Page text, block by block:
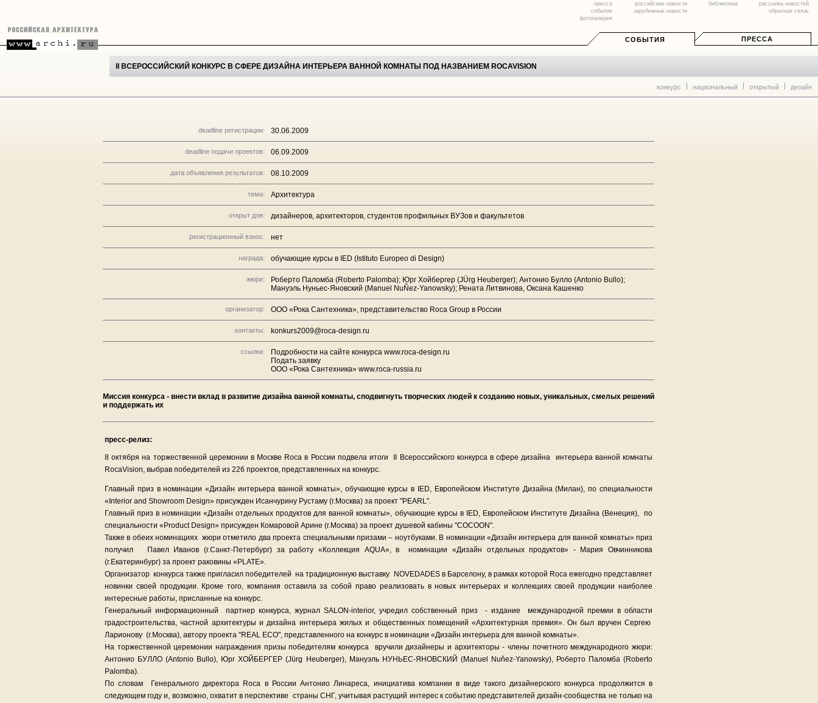
пресса
события
фотогалерея
российские новости
зарубежные новости
библиотека
рассылка новостей
обратная связь
СОБЫТИЯ ПРЕССА
II ВСЕРОССИЙСКИЙ КОНКУРС В СФЕРЕ ДИЗАЙНА ИНТЕРЬЕРА ВАННОЙ КОМНАТЫ ПОД НАЗВАНИЕМ ROCAVISION
конкурс национальный открытый дизайн
deadline регистрации: 30.06.2009
deadline подачи проектов: 06.09.2009
дата объявления результатов: 08.10.2009
тема: Архитектура
открыт для: дизайнеров, архитекторов, студентов профильных ВУЗов и факультетов
регистрационный взнос: нет
награда: обучающие курсы в IED (Istituto Europeo di Design)
жюри:
Роберто Паломба (Roberto Palomba); Юрг Хойбергер (JÜrg Heuberger); Антонио Булло (Antonio Bullo);
Мануэль Нуньес-Яновский (Manuel NuÑez-Yanowsky); Рената Литвинова, Оксана Кашенко
организатор: ООО «Рока Сантехника», представительство Roca Group в России
контакты: konkurs2009@roca-design.ru
ссылки:
Подробности на сайте конкурса www.roca-design.ru
Подать заявку
ООО «Рока Сантехника» www.roca-russia.ru
Миссия конкурса - внести вклад в развитие дизайна ванной комнаты, сподвигнуть творческих людей к созданию новых, уникальных, смелых решений
и поддержать их
пресс-релиз:
8 октября на торжественной церемонии в Москве Roca в России подвела итоги II Всероссийского конкурса в сфере дизайна интерьера ванной комнаты
RocaVision, выбрав победителей из 226 проектов, представленных на конкурс.
Главный приз в номинации «Дизайн интерьера ванной комнаты», обучающие курсы в IED, Европейском Институте Дизайна (Милан), по специальности
«Interior and Showroom Design» присужден Исанчурину Рустаму (г.Москва) за проект "PEARL".
Главный приз в номинации «Дизайн отдельных продуктов для ванной комнаты», обучающие курсы в IED, Европейском Институте Дизайна (Венеция), по
специальности «Product Design» присужден Комаровой Арине (г.Москва) за проект душевой кабины "COCOON".
Также в обеих номинациях жюри отметило два проекта специальными призами – ноутбуками. В номинации «Дизайн интерьера для ванной комнаты» приз
получил Павел Иванов (г.Санкт-Петербург) за работу «Коллекция AQUA», в номинации «Дизайн отдельных продуктов» - Мария Овчинникова
(г.Екатеринбург) за проект раковины «PLATE».
Организатор конкурса также пригласил победителей на традиционную выставку NOVEDADES в Барселону, в рамках которой Roca ежегодно представляет
новинки своей продукции. Кроме того, компания оставила за собой право реализовать в новых интерьерах и коллекциях своей продукции наиболее
интересные работы, присланные на конкурс.
Генеральный информационный партнер конкурса, журнал SALON-interior, учредил собственный приз - издание международной премии в области
градостроительства, частной архитектуры и дизайна интерьера жилых и общественных помещений «Архитектурная премия». Он был вручен Сергею
Ларионову (г.Москва), автору проекта "REAL ECO", представленного на конкурс в номинации «Дизайн интерьера для ванной комнаты».
На торжественной церемонии награждения призы победителям конкурса вручили дизайнеры и архитекторы - члены почетного международного жюри:
Антонио БУЛЛО (Antonio Bullo), Юрг ХОЙБЕРГЕР (Jürg Heuberger), Мануэль НУНЬЕС-ЯНОВСКИЙ (Manuel Nuňez-Yanowsky), Роберто Паломба (Roberto
Palomba).
По словам Генерального директора Roca в России Антонио Линареса, инициатива компании в виде такого дизайнерского конкурса продолжится в
следующем году и, возможно, охватит в перспективе страны СНГ, учитывая растущий интерес к событию представителей дизайн-сообщества не только на